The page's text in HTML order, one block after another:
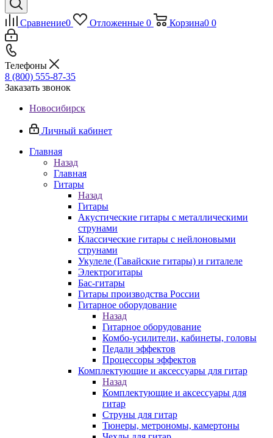
Сравнение0 Отложенные 0 Корзина0 0
Телефоны
8 (800) 555-87-35
Заказать звонок
Новосибирск
Личный кабинет
Главная
Назад
Главная
Гитары
Назад
Гитары
Акустические гитары с металлическими
струнами
Классические гитары с нейлоновыми
струнами
Укулеле (Гавайские гитары) и гиталеле
Электрогитары
Бас-гитары
Гитары производства России
Гитарное оборудование
Назад
Гитарное оборудование
Комбо-усилители, кабинеты, головы
Педали эффектов
Процессоры эффектов
Комплектующие и аксессуары для гитар
Назад
Комплектующие и аксессуары для
гитар
Струны для гитар
Тюнеры, метрономы, камертоны